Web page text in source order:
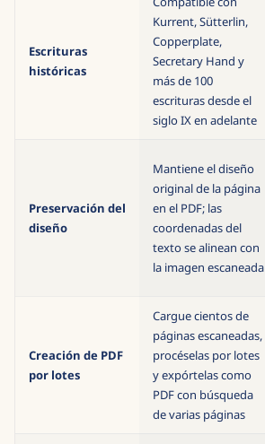
Escrituras
históricas
Kurrent, Sütterlin,
Copperplate,
Secretary Hand y
más de 100
escrituras desde el
siglo IX en adelante
Preservación del
diseño
Mantiene el diseño
original de la página
en el PDF; las
coordenadas del
texto se alinean con
la imagen escaneada
Creación de PDF
por lotes
Cargue cientos de
páginas escaneadas,
procéselas por lotes
y expórtelas como
PDF con búsqueda
de varias páginas